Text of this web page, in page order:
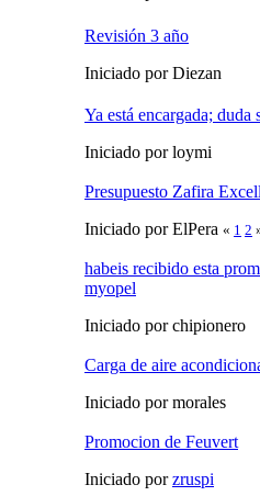
Revisión 3 año
Iniciado por Diezan
Ya está encargada; duda
Iniciado por loymi
Presupuesto Zafira
Iniciado por ElPera « 1 2
habeis recibido esta
myopel
Iniciado por chipionero
Carga de aire
Iniciado por morales
Promocion de Feuvert
Iniciado porzruspi